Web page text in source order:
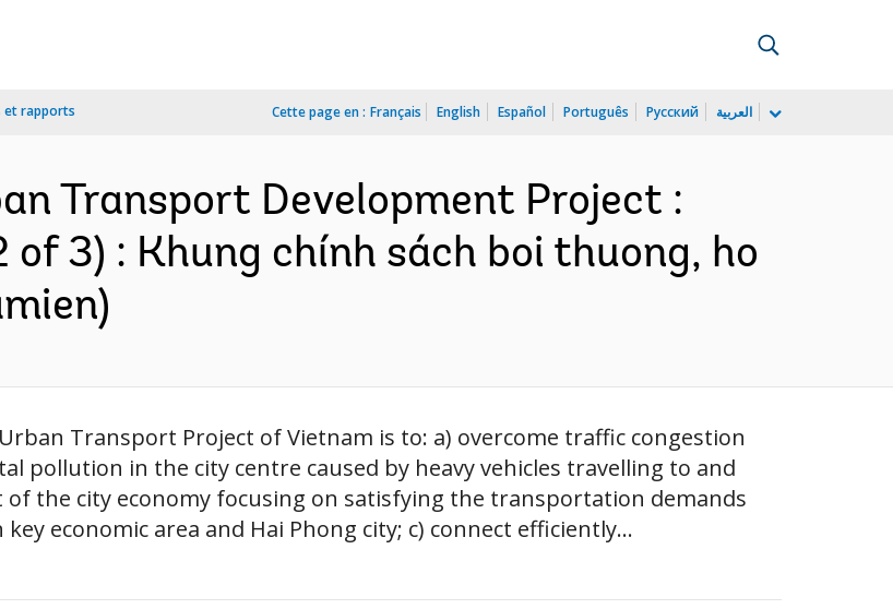
et rapports Cette page en : Français English Español Português Русский العربية
Transport Development Project :
3) : Khung chính sách boi thuong, ho
Transport Project of Vietnam is to: a) overcome traffic congestion
pollution in the city centre caused by heavy vehicles travelling to and
the city economy focusing on satisfying the transportation demands
economic area and Hai Phong city; c) connect efficiently...